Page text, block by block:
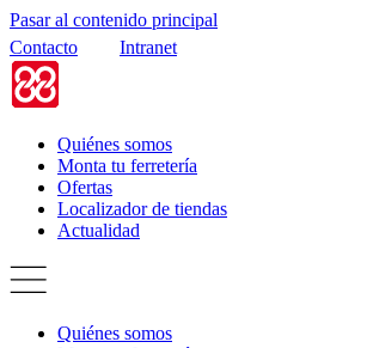
Pasar al contenido principal
Contacto
Intranet
Quiénes somos
Monta tu ferretería
Ofertas
Localizador de tiendas
Actualidad
Quiénes somos